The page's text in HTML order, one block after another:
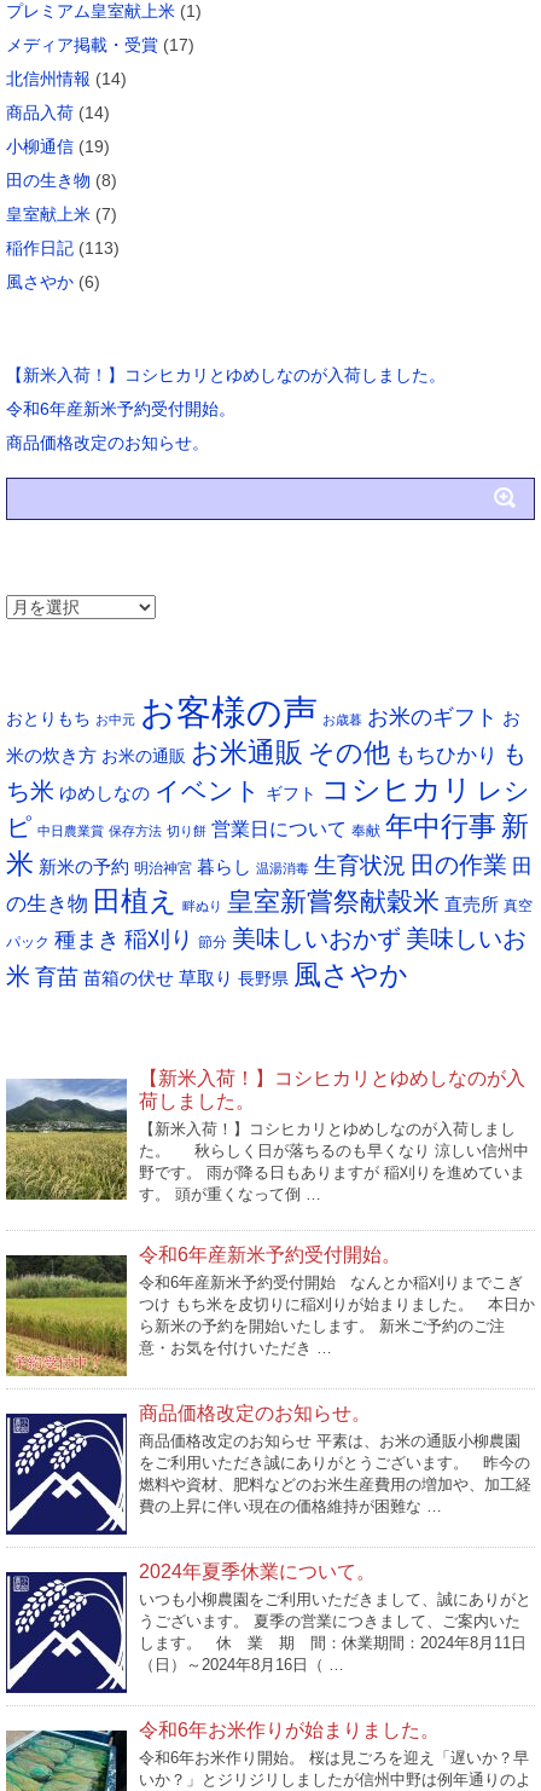
プレミアム皇室献上米 (1)
メディア掲載・受賞 (17)
北信州情報 (14)
商品入荷 (14)
小柳通信 (19)
田の生き物 (8)
皇室献上米 (7)
稲作日記 (113)
風さやか (6)
【新米入荷！】コシヒカリとゆめしなのが入荷しました。
令和6年産新米予約受付開始。
商品価格改定のお知らせ。
ア
おとりもち お中元 お客様の声 お歳暮 お米のギフト お
米の炊き方 お米の通販 お米通販 その他 もちひかり も
ち米 ゆめしなの イベント ギフト コシヒカリ
レシ
ピ 中日農業賞 保存方法 切り餅 営業日について 奉献 年中行事 新
米 新米の予約 明治神宮 暮らし 温湯消毒 生育状況 田の作業 田
の生き物 田植え 畔ぬり 皇室新嘗祭献穀米 直売所 真空
パック 種まき 稲刈り 節分 美味しいおかず 美味しいお
米 育苗 苗箱の伏せ 草取り 長野県 風さやか
【新米入荷！】コシヒカリとゆめしなのが入
荷しました。
【新米入荷！】コシヒカリとゆめしなのが入荷しまし
た。 秋らしく日が落ちるのも早くなり 涼しい信州中
野です。 雨が降る日もありますが 稲刈りを進めていま
す。 頭が重くなって倒 …
令和6年産新米予約受付開始。
令和6年産新米予約受付開始 なんとか稲刈りまでこぎ
つけ もち米を皮切りに稲刈りが始まりました。 本日か
ら新米の予約を開始いたします。 新米ご予約のご注
意・お気を付けいただき …
商品価格改定のお知らせ。
商品価格改定のお知らせ 平素は、お米の通販小柳農園
をご利用いただき誠にありがとうございます。 昨今の
燃料や資材、肥料などのお米生産費用の増加や、加工経
費の上昇に伴い現在の価格維持が困難な …
2024年夏季休業について。
いつも小柳農園をご利用いただきまして、誠にありがと
うございます。 夏季の営業につきまして、ご案内いた
します。 休 業 期 間：休業期間：2024年8月11日
（日）～2024年8月16日（ …
令和6年お米作りが始まりました。
令和6年お米作り開始。 桜は見ごろを迎え「遅いか？早
いか？」とジリジリしましたが信州中野は例年通りのよ